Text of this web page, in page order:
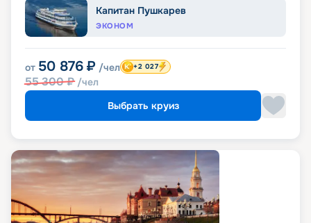
Капитан Пушкарев
ЭКОНОМ
от 50 876 ₽ /чел
55 300₽ /чел
+2 027
Выбрать круиз